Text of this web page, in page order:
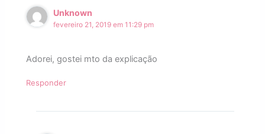
Unknown
fevereiro 21, 2019 em 11:29 pm
Adorei, gostei mto da explicação
Responder